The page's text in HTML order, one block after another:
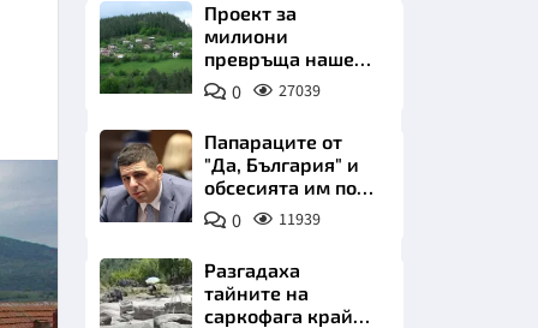
ХРАНА
ИКОНОМИКА
Проект за
милиони
превръща наше
село в магнит за
туристи
0 27039
Папараците от
"Да, България" и
обсесията им по
Пеевски
0 11939
Разгадаха
тайните на
саркофага край